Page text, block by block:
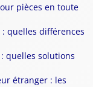
pièces en toute
quelles différences
quelles solutions
étranger : les